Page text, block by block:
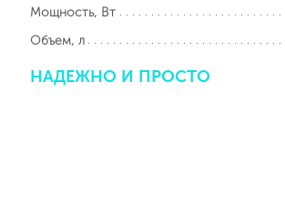
Мощность, Вт
Объем, л
НАДЕЖНО И ПРОСТО